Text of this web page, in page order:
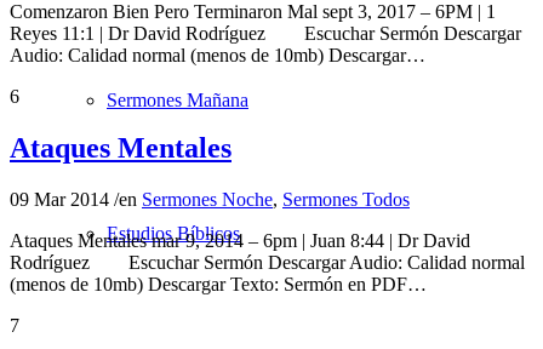
Sermones Mañana
Estudios Bíblicos
Comenzaron Bien Pero Terminaron Mal sept 3, 2017 – 6PM | 1
Reyes 11:1 | Dr David Rodríguez Escuchar Sermón Descargar
Audio: Calidad normal (menos de 10mb) Descargar…
6
Ataques Mentales
09 Mar 2014 /en Sermones Noche, Sermones Todos
Ataques Mentales mar 9, 2014 – 6pm | Juan 8:44 | Dr David
Rodríguez Escuchar Sermón Descargar Audio: Calidad normal
(menos de 10mb) Descargar Texto: Sermón en PDF…
7